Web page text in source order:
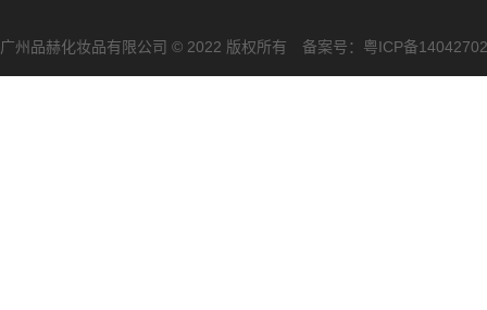
广州品赫化妆品有限公司 © 2022 版权所有 备案号： 粤ICP备